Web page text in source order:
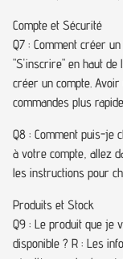
Compte et Sécurité
Q7 : Comment créer
"S'inscrire" en haut de
créer un compte.
commandes plus
Q8 : Comment puis-je
à votre compte, allez
les instructions pour
Produits et Stock
Q9 : Le produit que je
disponible ? R : Les